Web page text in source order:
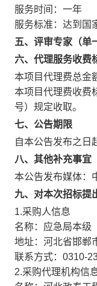
服务时间：一年
服务标准：达到国
五、评审专家（单
六、代理服务收费
本项目代理费总金
本项目代理费收费
号）规定收取。
七、公告期限
自本公告发布之日
八、其他补充事宜
本公告发布媒体：
九、对本次招标提
1.采购人信息
名称：应急局本级
地址：河北省邯郸
联系方式：0310-
2.采购代理机构信